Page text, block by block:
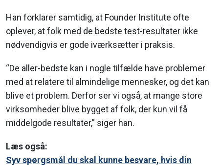
Han forklarer samtidig, at Founder Institute ofte
oplever, at folk med de bedste test-resultater ikke
nødvendigvis er gode iværksætter i praksis.
“De aller-bedste kan i nogle tilfælde have problemer
med at relatere til almindelige mennesker, og det kan
blive et problem. Derfor ser vi også, at mange store
virksomheder blive bygget af folk, der kun vil få
middelgode resultater,” siger han.
Læs også:
Syv spørgsmål du skal kunne besvare, hvis din